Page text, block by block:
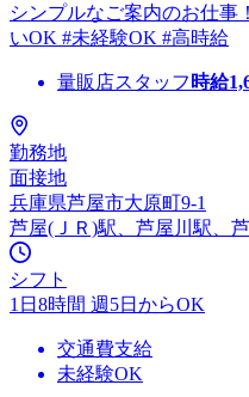
シンプルなご案内のお仕事
いOK #未経験OK #高時給
量販店スタッフ 時給
勤務地
面接地
兵庫県芦屋市大原町9-1
芦屋(ＪＲ)駅、芦屋川駅、
シフト
1日8時間 週5日からOK
交通費支給
未経験OK